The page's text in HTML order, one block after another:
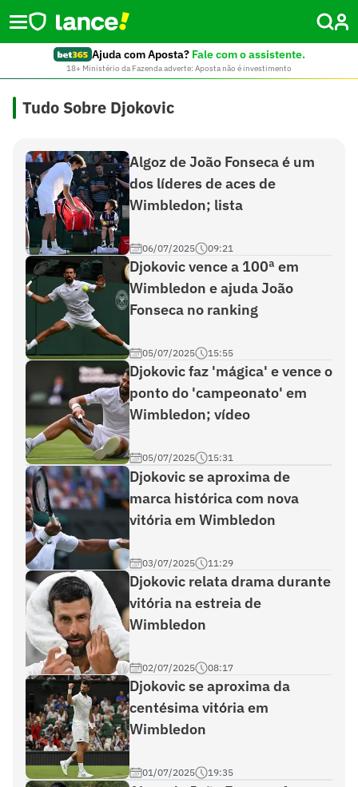
Ajuda com Aposta? Fale com o assistente.
18+ Ministério da Fazenda adverte: Aposta não é investimento
Tudo Sobre Djokovic
Algoz de João Fonseca é um
dos líderes de aces de
Wimbledon; lista
06/07/2025 09:21
Djokovic vence a 100ª em
Wimbledon e ajuda João
Fonseca no ranking
05/07/2025 15:55
Djokovic faz 'mágica' e vence o
ponto do 'campeonato' em
Wimbledon; vídeo
05/07/2025 15:31
Djokovic se aproxima de
marca histórica com nova
vitória em Wimbledon
03/07/2025 11:29
Djokovic relata drama durante
vitória na estreia de
Wimbledon
02/07/2025 08:17
Djokovic se aproxima da
centésima vitória em
Wimbledon
01/07/2025 19:35